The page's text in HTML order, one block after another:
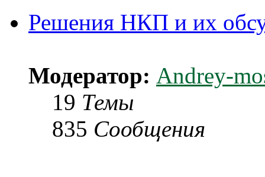
Решения НКП и их
Модератор: Andrey-
19 Темы
835 Сообщения